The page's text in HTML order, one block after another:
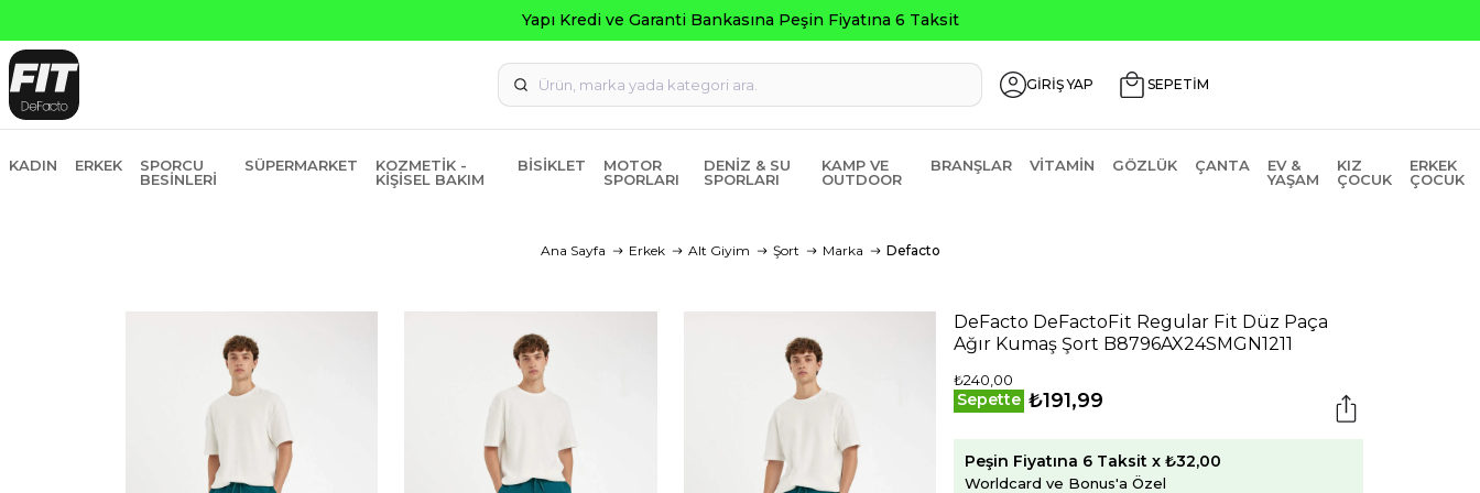
GİRİŞ YAP SEPETİM
KADIN ERKEK
SPORCU
BESINLERI
SÜPERMARKET
KOZMETIK -
KIŞISEL BAKIM
BISIKLET
MOTOR
SPORLARI
DENIZ & SU
SPORLARI
KAMP VE
OUTDOOR
BRANŞLAR VITAMIN GÖZLÜK ÇANTA
EV &
YAŞAM
KIZ
ÇOCUK
ERKEK
ÇOCUK
Ana Sayfa Erkek Alt Giyim Şort Marka Defacto
DeFacto DeFactoFit Regular Fit Düz Paça
Ağır Kumaş Şort B8796AX24SMGN1211
₺240,00
Sepette ₺191,99
Peşin Fiyatına 6 Taksit x ₺32,00
Worldcard ve Bonus'a Özel